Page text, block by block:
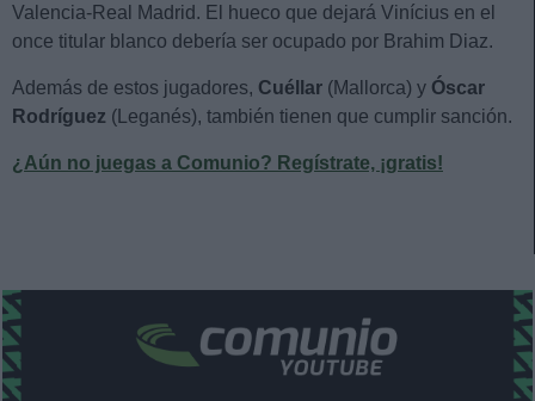
Valencia-Real Madrid. El hueco que dejará Vinícius en el
once titular blanco debería ser ocupado por Brahim Diaz.
Además de estos jugadores, Cuéllar (Mallorca) y Óscar
Rodríguez (Leganés), también tienen que cumplir sanción.
¿Aún no juegas a Comunio? Regístrate, ¡gratis!